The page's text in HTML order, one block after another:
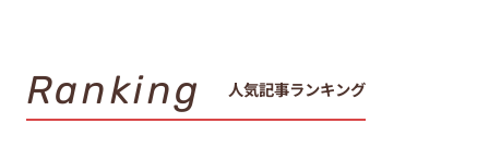
Ranking 人気記事ランキング